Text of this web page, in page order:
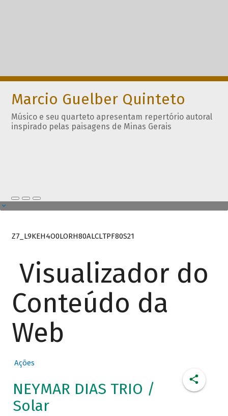
Marcio Guelber Quinteto
Músico e seu quarteto apresentam repertório autoral
inspirado pelas paisagens de Minas Gerais
Z7_L9KEH4O0LORH80ALCLTPF80S21
Visualizador do
Conteúdo da
Web
Ações
NEYMAR DIAS TRIO /
Solar